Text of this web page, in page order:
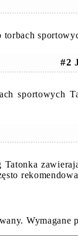
#2
sportowych
Wymagane